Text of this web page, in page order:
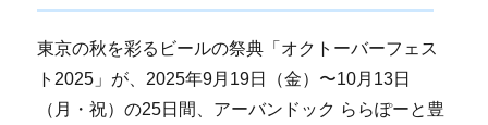
東京の秋を彩るビールの祭典「オクトーバーフェス
ト2025」が、2025年9月19日（金）〜10月13日
（月・祝）の25日間、アーバンドック ららぽーと豊